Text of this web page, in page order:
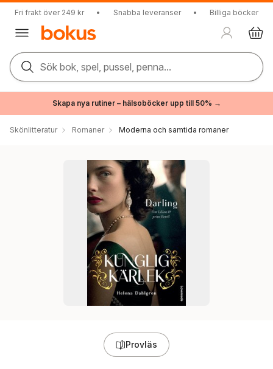
Fri frakt över 249 kr • Snabba leveranser • Billiga böcker
Sök bok, spel, pussel, penna...
Skapa nya rutiner – hälsoböcker upp till 50% →
Skönlitteratur Romaner Moderna och samtida romaner
Provläs